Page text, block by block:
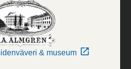
& museum